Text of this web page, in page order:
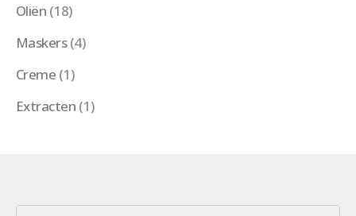
Oliën (18)
Maskers(4)
Creme (1)
Extracten (1)